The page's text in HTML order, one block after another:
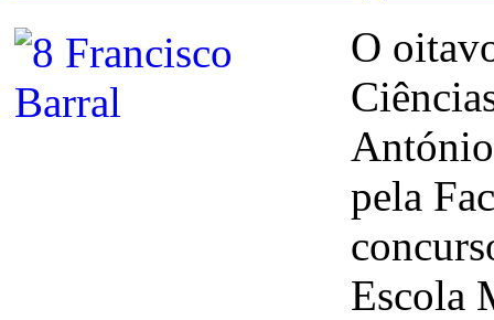
O
pela
Escola